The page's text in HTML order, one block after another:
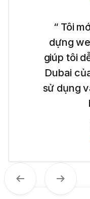
“ Tôi
dựng
giúp tôi
Dubai
sử dụng
Trước Tiếp